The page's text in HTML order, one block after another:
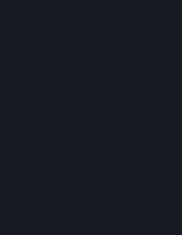
За дополнительный
можно вернуть деньги
покупки, если
использована в
покупки
безвозвратно
Пожалуйста, учтите,
вернуть деньги за
сторонними
контент навсегда
страницах подобного
уведомление, что